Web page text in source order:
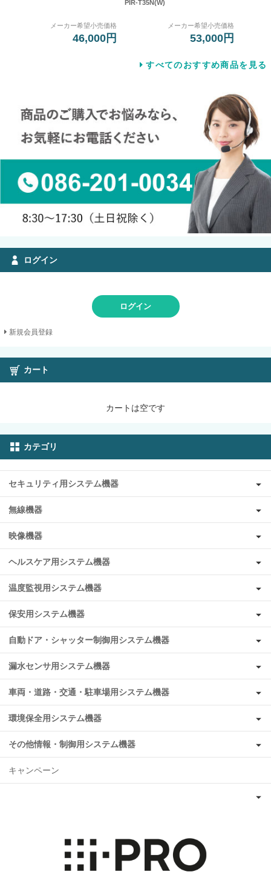
メーカー希望小売価格
46,000円
PIR-T35N(W)
メーカー希望小売価格
53,000円
すべてのおすすめ商品を見る
ログイン
ログイン
新規会員登録
カート
カートは空です
カテゴリ
セキュリティ用システム機器
無線機器
映像機器
ヘルスケア用システム機器
温度監視用システム機器
保安用システム機器
自動ドア・シャッター制御用システム機器
漏水センサ用システム機器
車両・道路・交通・駐車場用システム機器
環境保全用システム機器
その他情報・制御用システム機器
キャンペーン